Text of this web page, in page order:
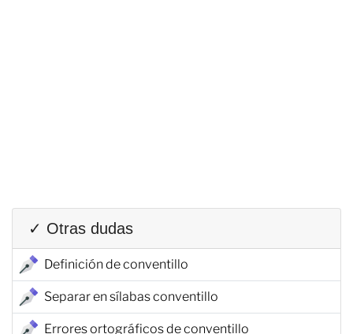
✓ Otras dudas
Definición de conventillo
Separar en sílabas conventillo
Errores ortográficos de conventillo